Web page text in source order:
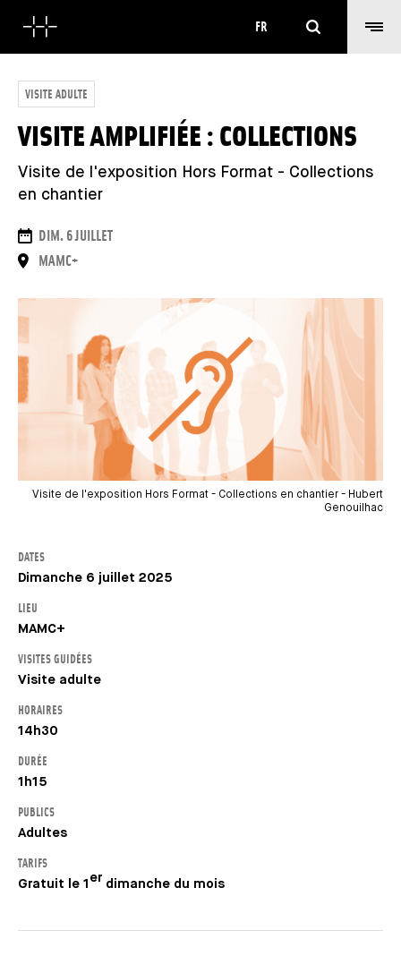
Rechercher
FR
VISITE ADULTE
VISITE AMPLIFIÉE : COLLECTIONS
Visite de l'exposition Hors Format - Collections
en chantier
DATES
DIM. 6 JUILLET
LIEU
MAMC+
Visite de l'exposition Hors Format - Collections en chantier - Hubert
Genouilhac
DATES
Dimanche 6 juillet 2025
LIEU
MAMC+
VISITES GUIDÉES
Visite adulte
HORAIRES
14h30
DURÉE
1h15
PUBLICS
Adultes
TARIFS
Gratuit le 1er dimanche du mois